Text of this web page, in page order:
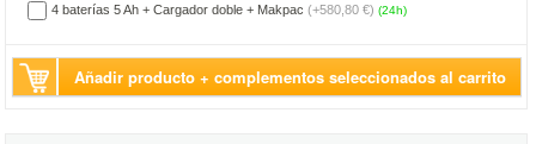
4 baterías 5 Ah + Cargador doble + Makpac (+580,80 €) (24h)
Añadir producto + complementos seleccionados al carrito